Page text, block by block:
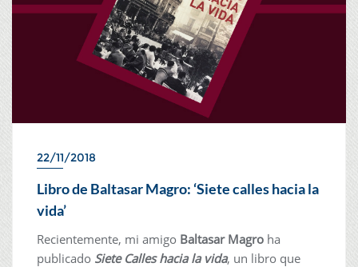
22/11/2018
Libro de Baltasar Magro: ‘Siete calles hacia la
vida’
Recientemente, mi amigo Baltasar Magro ha
publicado Siete Calles hacia la vida, un libro que